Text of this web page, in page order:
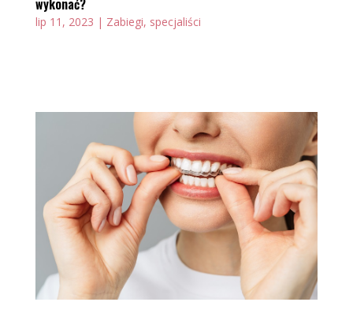
lip 11, 2023 | Zabiegi, specjaliści